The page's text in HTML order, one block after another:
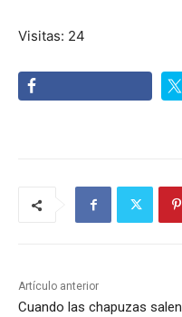
Visitas: 24
Artículo anterior
Cuando las chapuzas salen